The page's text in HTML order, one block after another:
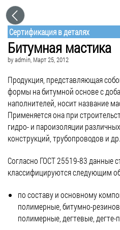
Сертификация в деталях
Битумная мастика
byadmin, Март 25, 2012
Продукция, представляющая
формы на битумной основе с
наполнителей, носит название
Применяется она при
гидро- и пароизоляции
конструкций, трубопроводов и др.
Согласно ГОСТ 25519-83 данные
классифицируются следующим
по составу и основному
полимерные, битумно-
полимерные, дегтевые,